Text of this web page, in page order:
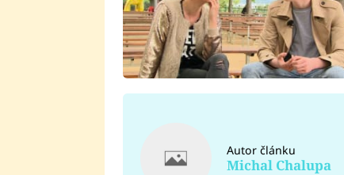
Autor článku
Michal Chalupa